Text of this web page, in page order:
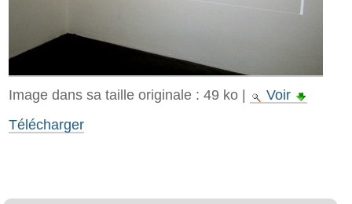
Image dans sa taille originale : 49 ko|
Voir
Télécharger